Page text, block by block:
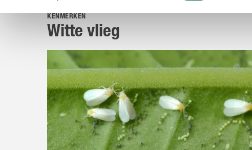
KENMERKEN
Witte vlieg